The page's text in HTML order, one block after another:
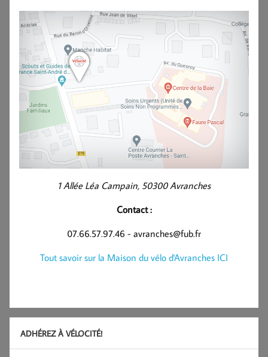
1 Allée Léa Campain, 50300 Avranches
Contact :
07.66.57.97.46 - avranches@fub.fr
Tout savoir sur la Maison du vélo d'Avranches ICI
ADHÉREZ À VÉLOCITÉ!